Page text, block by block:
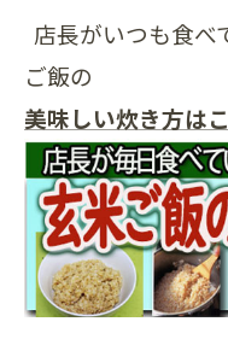
店長がいつも食べ
ご飯の
美味しい炊き方は